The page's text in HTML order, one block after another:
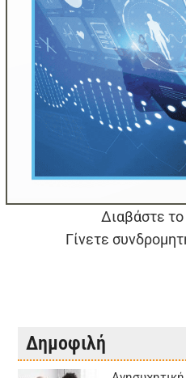
Διαβάστε
Γίνετε
Δημοφιλή